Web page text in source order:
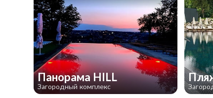
Панорама HILL
Загородный комплекс